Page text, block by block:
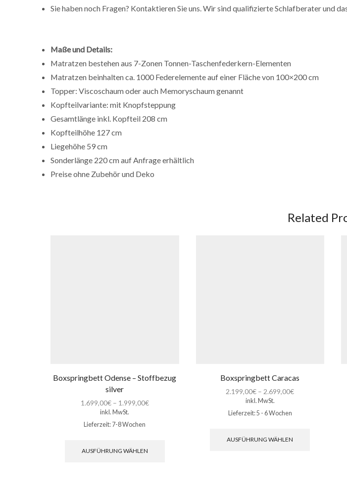
Sie haben noch Fragen? Kontaktieren Sie uns. Wir sind qualifizierte Schlafberater und
Maße und Details:
Matratzen bestehen aus 7-Zonen Tonnen-Taschenfederkern-Elementen
Matratzen beinhalten ca. 1000 Federelemente auf einer Fläche von 100×200 cm
Topper: Viscoschaum oder auch Memoryschaum genannt
Kopfteilvariante: mit Knopfsteppung
Gesamtlänge inkl. Kopfteil 208 cm
Kopfteilhöhe 127 cm
Liegehöhe 59 cm
Sonderlänge 220 cm auf Anfrage erhältlich
Preise ohne Zubehör und Deko
Related
Boxspringbett Odense – Stoffbezug
silver
1.699,00€– 1.999,00€
inkl. MwSt.
Lieferzeit: 7-8 Wochen
AUSFÜHRUNG WÄHLEN
Boxspringbett Caracas
2.199,00€ – 2.699,00€
inkl. MwSt.
Lieferzeit:5 - 6 Wochen
AUSFÜHRUNG WÄHLEN